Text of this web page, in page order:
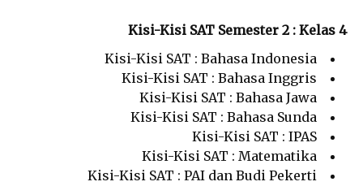
Kisi-Kisi SAT Semester 2 : Kelas 4
Kisi-Kisi SAT : Bahasa Indonesia
Kisi-Kisi SAT : Bahasa Inggris
Kisi-Kisi SAT : Bahasa Jawa
Kisi-Kisi SAT : Bahasa Sunda
Kisi-Kisi SAT : IPAS
Kisi-Kisi SAT : Matematika
Kisi-Kisi SAT : PAI dan Budi Pekerti